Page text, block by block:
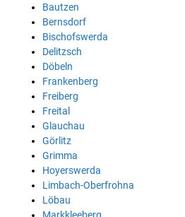
Bautzen
Bernsdorf
Bischofswerda
Delitzsch
Döbeln
Frankenberg
Freiberg
Freital
Glauchau
Görlitz
Grimma
Hoyerswerda
Limbach-Oberfrohna
Löbau